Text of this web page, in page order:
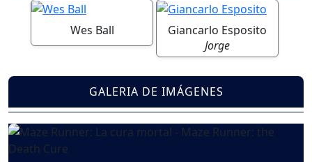
Wes Ball
Giancarlo Esposito
Jorge
GALERIA DE IMÁGENES